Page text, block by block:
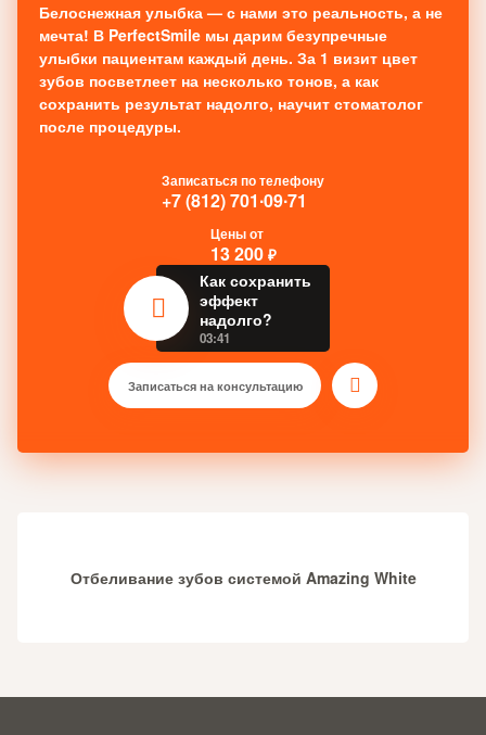
Белоснежная улыбка — с нами это реальность, а не
мечта! В PerfectSmile мы дарим безупречные
улыбки пациентам каждый день. За 1 визит цвет
зубов посветлеет на несколько тонов, а как
сохранить результат надолго, научит стоматолог
после процедуры.
Записаться по телефону
+7 (812) 701∙09∙71
Цены от
13 200 ₽
Как сохранить
эффект
надолго?
03:41
Записаться на консультацию
Отбеливание зубов системой Amazing White